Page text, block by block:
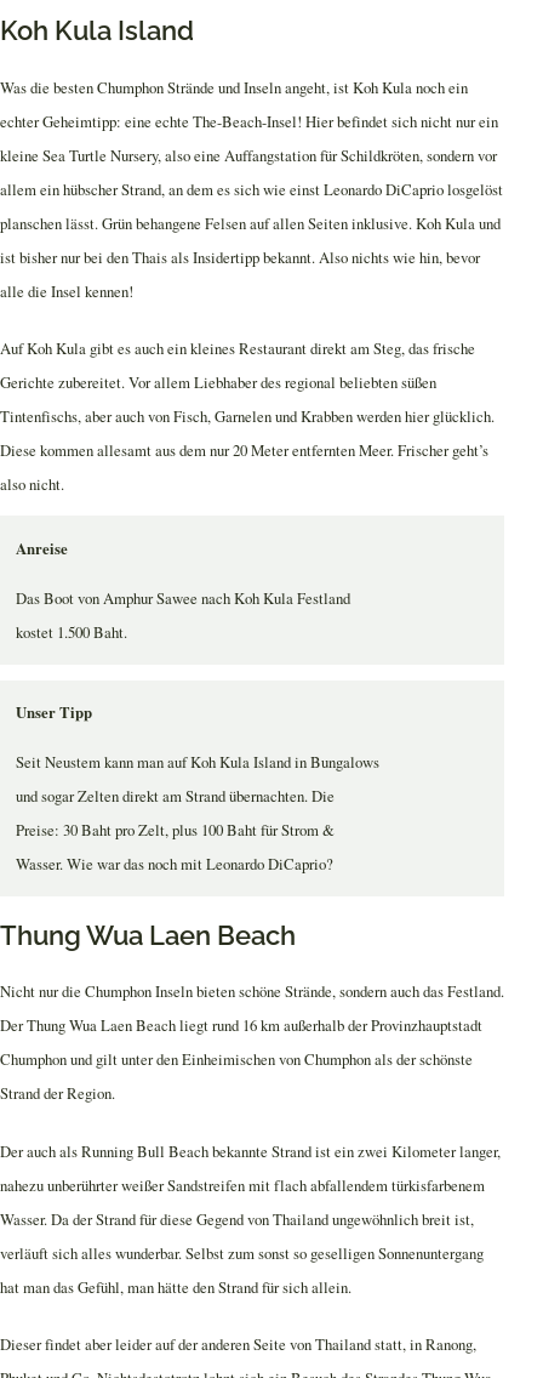
Koh Kula Island
Was die besten Chumphon Strände und Inseln angeht, ist Koh Kula noch ein
echter Geheimtipp: eine echte The-Beach-Insel! Hier befindet sich nicht nur ein
kleine Sea Turtle Nursery, also eine Auffangstation für Schildkröten, sondern vor
allem ein hübscher Strand, an dem es sich wie einst Leonardo DiCaprio losgelöst
planschen lässt. Grün behangene Felsen auf allen Seiten inklusive. Koh Kula und
ist bisher nur bei den Thais als Insidertipp bekannt. Also nichts wie hin, bevor
alle die Insel kennen!
Auf Koh Kula gibt es auch ein kleines Restaurant direkt am Steg, das frische
Gerichte zubereitet. Vor allem Liebhaber des regional beliebten süßen
Tintenfischs, aber auch von Fisch, Garnelen und Krabben werden hier glücklich.
Diese kommen allesamt aus dem nur 20 Meter entfernten Meer. Frischer geht’s
also nicht.
Anreise
Das Boot von Amphur Sawee nach Koh Kula Festland
kostet 1.500 Baht.
Unser Tipp
Seit Neustem kann man auf Koh Kula Island in Bungalows
und sogar Zelten direkt am Strand übernachten. Die
Preise: 30 Baht pro Zelt, plus 100 Baht für Strom &
Wasser. Wie war das noch mit Leonardo DiCaprio?
Thung Wua Laen Beach
Nicht nur die Chumphon Inseln bieten schöne Strände, sondern auch das Festland.
Der Thung Wua Laen Beach liegt rund 16 km außerhalb der Provinzhauptstadt
Chumphon und gilt unter den Einheimischen von Chumphon als der schönste
Strand der Region.
Der auch als Running Bull Beach bekannte Strand ist ein zwei Kilometer langer,
nahezu unberührter weißer Sandstreifen mit flach abfallendem türkisfarbenem
Wasser. Da der Strand für diese Gegend von Thailand ungewöhnlich breit ist,
verläuft sich alles wunderbar. Selbst zum sonst so geselligen Sonnenuntergang
hat man das Gefühl, man hätte den Strand für sich allein.
Dieser findet aber leider auf der anderen Seite von Thailand statt, in Ranong,